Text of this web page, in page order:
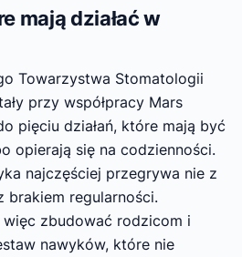
mają działać w
Towarzystwa Stomatologii
przy współpracy Mars
pięciu działań, które mają być
opierają się na codzienności.
najczęściej przegrywa nie z
brakiem regularności.
więc zbudować rodzicom i
nawyków, które nie